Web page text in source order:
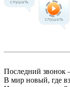
Последний звонок
В мир новый, где